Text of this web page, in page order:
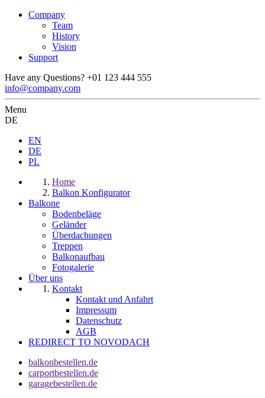
Company
Team
History
Vision
Support
Have any Questions? +01 123 444 555
info@company.com
Menu
DE
EN
DE
PL
Home
Balkon Konfigurator
Balkone
Bodenbeläge
Geländer
Überdachungen
Treppen
Balkonaufbau
Fotogalerie
Über uns
Kontakt
Kontakt und Anfahrt
Impressum
Datenschutz
AGB
REDIRECT TO NOVODACH
balkonbestellen.de
carportbestellen.de
garagebestellen.de